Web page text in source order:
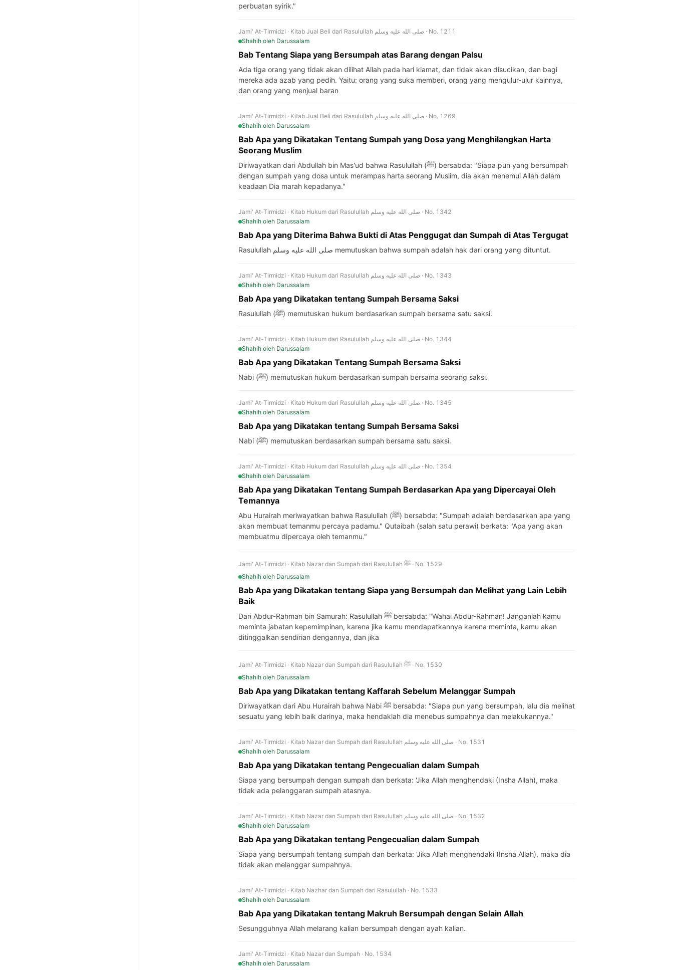
perbuatan syirik."
Jami' At-Tirmidzi · Kitab Jual Beli dari Rasulullah صلى الله عليه وسلم · No. 1211
Shahih oleh Darussalam
Bab Tentang Siapa yang Bersumpah atas Barang dengan Palsu
Ada tiga orang yang tidak akan dilihat Allah pada hari kiamat, dan tidak akan disucikan, dan bagi
mereka ada azab yang pedih. Yaitu: orang yang suka memberi, orang yang mengulur-ulur kainnya,
dan orang yang menjual baran
Jami' At-Tirmidzi · Kitab Jual Beli dari Rasulullah صلى الله عليه وسلم · No. 1269
Shahih oleh Darussalam
Bab Apa yang Dikatakan Tentang Sumpah yang Dosa yang Menghilangkan Harta
Seorang Muslim
Diriwayatkan dari Abdullah bin Mas'ud bahwa Rasulullah (ﷺ) bersabda: "Siapa pun yang bersumpah
dengan sumpah yang dosa untuk merampas harta seorang Muslim, dia akan menemui Allah dalam
keadaan Dia marah kepadanya."
Jami' At-Tirmidzi · Kitab Hukum dari Rasulullah صلى الله عليه وسلم · No. 1342
Shahih oleh Darussalam
Bab Apa yang Diterima Bahwa Bukti di Atas Penggugat dan Sumpah di Atas Tergugat
Rasulullah صلى الله عليه وسلم memutuskan bahwa sumpah adalah hak dari orang yang dituntut.
Jami' At-Tirmidzi · Kitab Hukum dari Rasulullah صلى الله عليه وسلم · No. 1343
Shahih oleh Darussalam
Bab Apa yang Dikatakan tentang Sumpah Bersama Saksi
Rasulullah (ﷺ) memutuskan hukum berdasarkan sumpah bersama satu saksi.
Jami' At-Tirmidzi · Kitab Hukum dari Rasulullah صلى الله عليه وسلم · No. 1344
Shahih oleh Darussalam
Bab Apa yang Dikatakan Tentang Sumpah Bersama Saksi
Nabi (ﷺ) memutuskan hukum berdasarkan sumpah bersama seorang saksi.
Jami' At-Tirmidzi · Kitab Hukum dari Rasulullah صلى الله عليه وسلم · No. 1345
Shahih oleh Darussalam
Bab Apa yang Dikatakan tentang Sumpah Bersama Saksi
Nabi (ﷺ) memutuskan berdasarkan sumpah bersama satu saksi.
Jami' At-Tirmidzi · Kitab Hukum dari Rasulullah صلى الله عليه وسلم · No. 1354
Shahih oleh Darussalam
Bab Apa yang Dikatakan Tentang Sumpah Berdasarkan Apa yang Dipercayai Oleh
Temannya
Abu Hurairah meriwayatkan bahwa Rasulullah (ﷺ) bersabda: "Sumpah adalah berdasarkan apa yang
akan membuat temanmu percaya padamu." Qutaibah (salah satu perawi) berkata: "Apa yang akan
membuatmu dipercaya oleh temanmu."
Jami' At-Tirmidzi · Kitab Nazar dan Sumpah dari Rasulullah ﷺ · No. 1529
Shahih oleh Darussalam
Bab Apa yang Dikatakan tentang Siapa yang Bersumpah dan Melihat yang Lain Lebih
Baik
Dari Abdur-Rahman bin Samurah: Rasulullah ﷺ bersabda: "Wahai Abdur-Rahman! Janganlah kamu
meminta jabatan kepemimpinan, karena jika kamu mendapatkannya karena meminta, kamu akan
ditinggalkan sendirian dengannya, dan jika
Jami' At-Tirmidzi · Kitab Nazar dan Sumpah dari Rasulullah ﷺ · No. 1530
Shahih oleh Darussalam
Bab Apa yang Dikatakan tentang Kaffarah Sebelum Melanggar Sumpah
Diriwayatkan dari Abu Hurairah bahwa Nabi ﷺ bersabda: "Siapa pun yang bersumpah, lalu dia melihat
sesuatu yang lebih baik darinya, maka hendaklah dia menebus sumpahnya dan melakukannya."
Jami' At-Tirmidzi · Kitab Nazar dan Sumpah dari Rasulullah صلى الله عليه وسلم · No. 1531
Shahih oleh Darussalam
Bab Apa yang Dikatakan tentang Pengecualian dalam Sumpah
Siapa yang bersumpah dengan sumpah dan berkata: 'Jika Allah menghendaki (Insha Allah), maka
tidak ada pelanggaran sumpah atasnya.
Jami' At-Tirmidzi · Kitab Nazar dan Sumpah dari Rasulullah صلى الله عليه وسلم · No. 1532
Shahih oleh Darussalam
Bab Apa yang Dikatakan tentang Pengecualian dalam Sumpah
Siapa yang bersumpah tentang sumpah dan berkata: 'Jika Allah menghendaki (Insha Allah), maka dia
tidak akan melanggar sumpahnya.
Jami' At-Tirmidzi · Kitab Nazhar dan Sumpah dari Rasulullah · No. 1533
Shahih oleh Darussalam
Bab Apa yang Dikatakan tentang Makruh Bersumpah dengan Selain Allah
Sesungguhnya Allah melarang kalian bersumpah dengan ayah kalian.
Jami' At-Tirmidzi · Kitab Nazar dan Sumpah · No. 1534
Shahih oleh Darussalam